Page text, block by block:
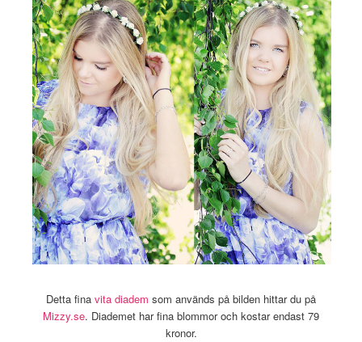
Detta fina vita diadem som används på bilden hittar du på
Mizzy.se. Diademet har fina blommor och kostar endast 79
kronor.